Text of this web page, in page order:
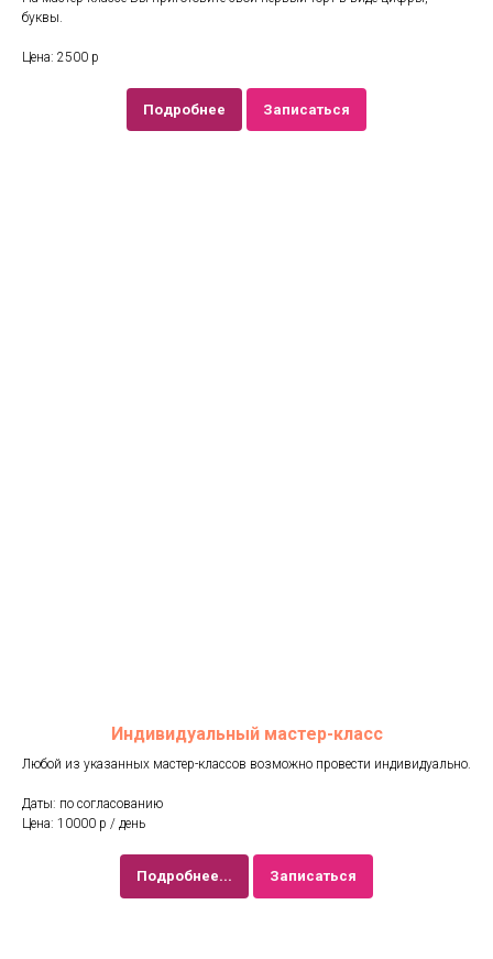
буквы.
Цена: 2500 р
Подробнее Записаться
Индивидуальный мастер-класс
Любой из указанных мастер-классов возможно провести индивидуально.
Даты: по согласованию
Цена: 10000 р / день
Подробнее... Записаться